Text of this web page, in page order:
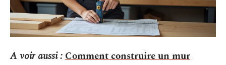
A voir aussi :Comment construire un mur